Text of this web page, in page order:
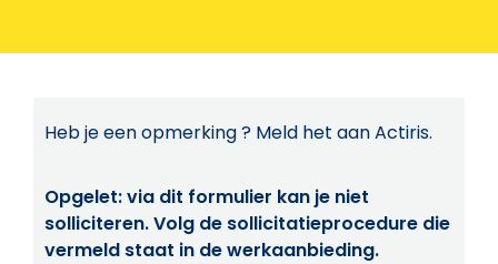
Heb je een opmerking ? Meld het aan Actiris.
Opgelet: via dit formulier kan je niet
solliciteren. Volg de sollicitatieprocedure die
vermeld staat in de werkaanbieding.